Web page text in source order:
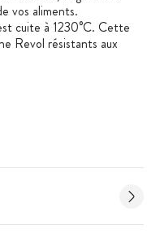
vos aliments.
cuite à 1230°C. Cette
Revol résistants aux
assiettes, des plateaux
La